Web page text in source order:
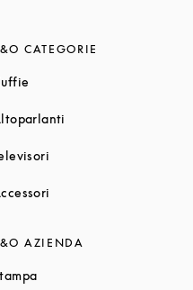
CATEGORIE
in New Tab
AZIENDA
Link Opens in New Tab